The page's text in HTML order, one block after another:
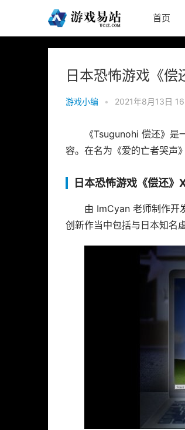
首页
日本恐怖游戏《偿
游戏小编 • 2021年8月13日
《Tsugunohi 偿还》
容。在名为《爱的亡者哭声
日本恐怖游戏《偿还》
由 ImCyan 老师制作开
创新作当中包括与日本知名